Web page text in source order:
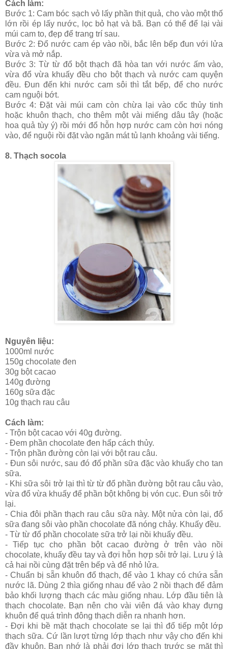
Cách làm:
Bước 1: Cam bóc sạch vỏ lấy phần thịt quả, cho vào một thố
lớn rồi ép lấy nước, lọc bỏ hạt và bã. Bạn có thể để lại vài
múi cam to, đẹp để trang trí sau.
Bước 2: Đổ nước cam ép vào nồi, bắc lên bếp đun với lửa
vừa và mở nắp.
Bước 3: Từ từ đổ bột thạch đã hòa tan với nước ấm vào,
vừa đổ vừa khuấy đều cho bột thạch và nước cam quyện
đều. Đun đến khi nước cam sôi thì tắt bếp, để cho nước
cam nguội bớt.
Bước 4: Đặt vài múi cam còn chừa lại vào cốc thủy tinh
hoặc khuôn thạch, cho thêm một vài miếng dâu tây (hoặc
hoa quả tùy ý) rồi mới đổ hỗn hợp nước cam còn hơi nóng
vào, để nguội rồi đặt vào ngăn mát tủ lạnh khoảng vài tiếng.
8. Thạch socola
Nguyên liệu:
1000ml nước
150g chocolate đen
30g bột cacao
140g đường
160g sữa đặc
10g thạch rau câu
Cách làm:
- Trộn bột cacao với 40g đường.
- Đem phần chocolate đen hấp cách thủy.
- Trộn phần đường còn lại với bột rau câu.
- Đun sôi nước, sau đó đổ phần sữa đặc vào khuấy cho tan
sữa.
- Khi sữa sôi trở lại thì từ từ đổ phần đường bột rau câu vào,
vừa đổ vừa khuấy để phần bột không bị vón cục. Đun sôi trở
lại.
- Chia đôi phần thạch rau câu sữa này. Một nửa còn lại, đổ
sữa đang sôi vào phần chocolate đã nóng chảy. Khuấy đều.
- Từ từ đổ phần chocolate sữa trở lại nồi khuấy đều.
- Tiếp tục cho phần bột cacao đường ở trên vào nồi
chocolate, khuấy đều tay và đợi hỗn hợp sôi trở lại. Lưu ý là
cả hai nồi cùng đặt trên bếp và để nhỏ lửa.
- Chuẩn bị sẵn khuôn đổ thạch, để vào 1 khay có chứa sẵn
nước lã. Dùng 2 thìa giống nhau để vào 2 nồi thạch để đảm
bảo khối lượng thạch các màu giống nhau. Lớp đầu tiên là
thạch chocolate. Bạn nên cho vài viên đá vào khay đựng
khuôn để quá trình đông thạch diễn ra nhanh hơn.
- Đợi khi bề mặt thạch chocolate se lại thì đổ tiếp một lớp
thạch sữa. Cứ lần lượt từng lớp thạch như vậy cho đến khi
đầy khuôn. Bạn nhớ là phải đợi lớp thạch trước se mặt thì